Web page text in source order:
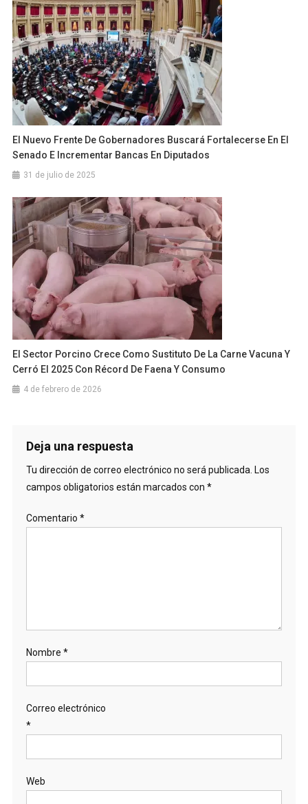
El Nuevo Frente De Gobernadores Buscará Fortalecerse En El
Senado E Incrementar Bancas En Diputados
31 de julio de 2025
El Sector Porcino Crece Como Sustituto De La Carne Vacuna Y
Cerró El 2025 Con Récord De Faena Y Consumo
4 de febrero de 2026
Deja una respuesta
Tu dirección de correo electrónico no será publicada. Los
campos obligatorios están marcados con *
Comentario *
Nombre *
Correo electrónico
*
Web